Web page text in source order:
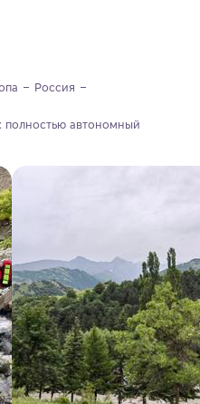
Россия
полностью автономный